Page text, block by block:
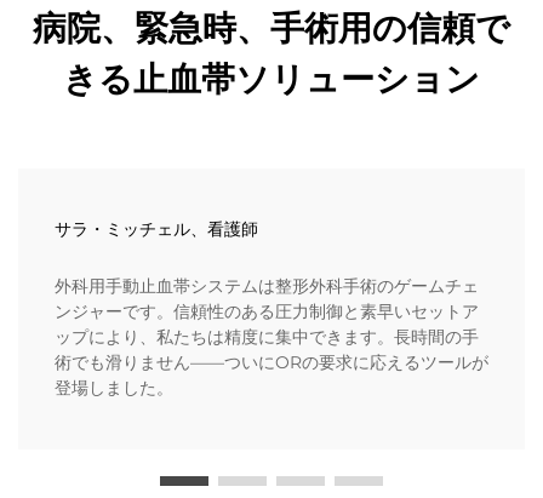
病院、緊急時、手術用の信頼で
きる止血帯ソリューション
サラ・ミッチェル、看護師
外科用手動止血帯システムは整形外科手術のゲームチェ
ンジャーです。信頼性のある圧力制御と素早いセットア
ップにより、私たちは精度に集中できます。長時間の手
術でも滑りません——ついにORの要求に応えるツールが
登場しました。